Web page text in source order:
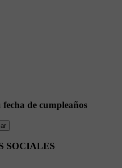
de cumpleaños
SOCIALES